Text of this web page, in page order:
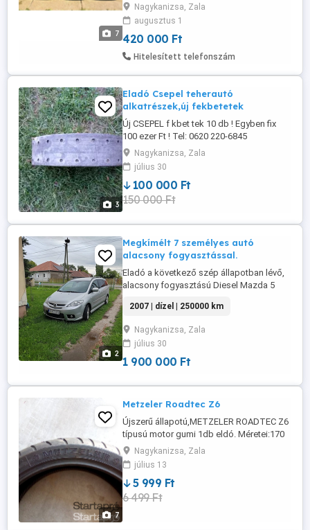
7
Tehermnetesítő:66,6mm. Ha kell 57,1-es
tehermentesítőket tudok adni.
Használhatók:
Bmw,audi,vw,seat,skoda,mercedes,stb.
Csere nem érdekel!
Nagykanizsa, Zala
augusztus 1
420 000 Ft
Hitelesített telefonszám
3
Eladó Csepel teherautó
alkatrészek,új fekbetetek
Új CSEPEL f kbet tek 10 db ! Egyben fix
100 ezer Ft ! Tel: 0620 220-6845
Nagykanizsa, Zala
július 30
100 000 Ft
150 000 Ft
2
Megkímélt 7 személyes autó
alacsony fogyasztással.
Eladó a következő szép állapotban lévő,
alacsony fogyasztású Diesel Mazda 5
plusz egy garnitúra téli gumival. Tel 0620
220-6845 Ár 1.9 millió forint.
2007 | dízel | 250000 km
Nagykanizsa, Zala
július 30
1 900 000 Ft
7
Metzeler Roadtec Z6
Újszerű állapotú,METZELER ROADTEC Z6
típusú motor gumi 1db eldó. Méretei:170
60 ZR17-es. Postázom is. Bármilyen
ajánlatot meghallgatok.
Nagykanizsa, Zala
július 13
5 999 Ft
6 499 Ft